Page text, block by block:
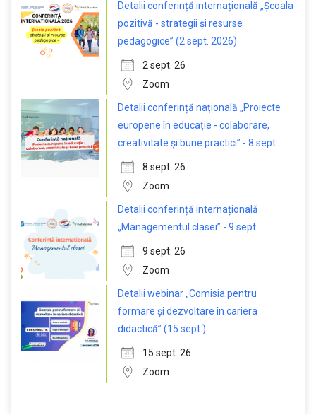
Detalii conferință internațională „Școala
pozitivă - strategii și resurse
pedagogice” (2 sept. 2026)
2 sept. 26
Zoom
Detalii conferință națională „Proiecte
europene în educație - colaborare,
creativitate și bune practici” - 8 sept.
8 sept. 26
Zoom
Detalii conferință internațională
„Managementul clasei” - 9 sept.
9 sept. 26
Zoom
Detalii webinar „Comisia pentru
formare și dezvoltare în cariera
didactică” (15 sept.)
15 sept. 26
Zoom